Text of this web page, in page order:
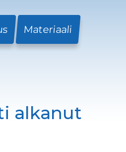
Materiaali
alkanut